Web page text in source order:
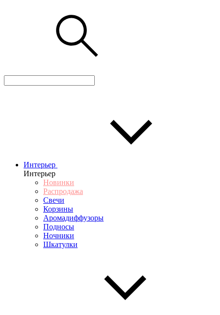
Интерьер
Интерьер
Новинки
Распродажа
Свечи
Корзины
Аромадиффузоры
Подносы
Ночники
Шкатулки